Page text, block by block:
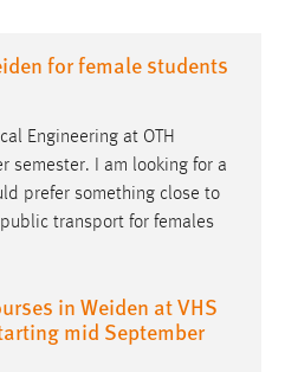
for female students
Engineering at OTH
semester. I am looking for a
prefer something close to
transport for females
in Weiden at VHS
mid September
wird in diesem Cookie
ist.